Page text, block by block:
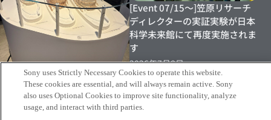
[Event Report] Nu Festivalに
おいて「Tomonami for
[Event 07/15～]笠原リサーチ
ディレクターの実証実験が日本
科学未来館にて再度実施されま
す
2026年7月8日
Sony uses Strictly Necessary Cookies to operate this website.
These cookies are essential, and will always remain active. Sony
also uses Optional Cookies to improve site functionality, analyze
usage, and interact with third parties.